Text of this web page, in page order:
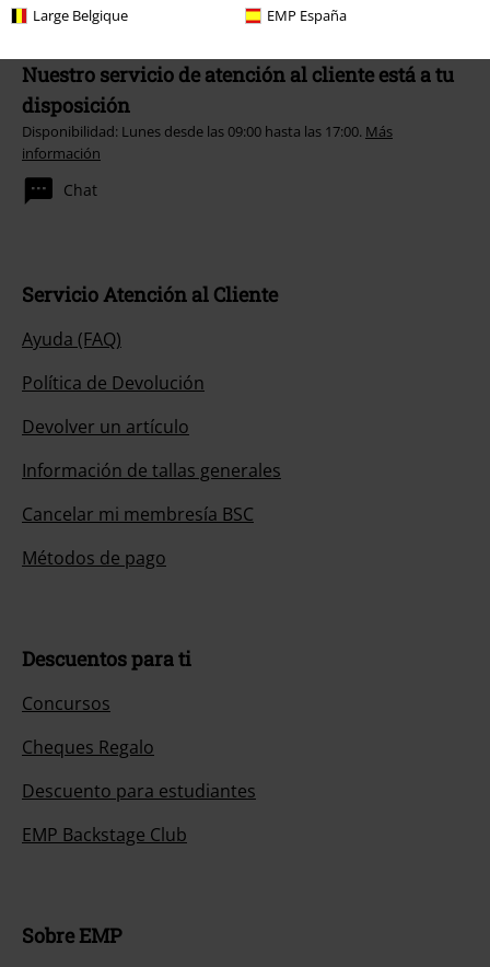
Large Belgique EMP España
Nuestro servicio de atención al cliente está a tu
disposición
Disponibilidad: Lunes desde las 09:00 hasta las 17:00. Más
información
Chat
Servicio Atención al Cliente
Ayuda (FAQ)
Política de Devolución
Devolver un artículo
Información de tallas generales
Cancelar mi membresía BSC
Métodos de pago
Descuentos para ti
Concursos
Cheques Regalo
Descuento para estudiantes
EMP Backstage Club
Sobre EMP